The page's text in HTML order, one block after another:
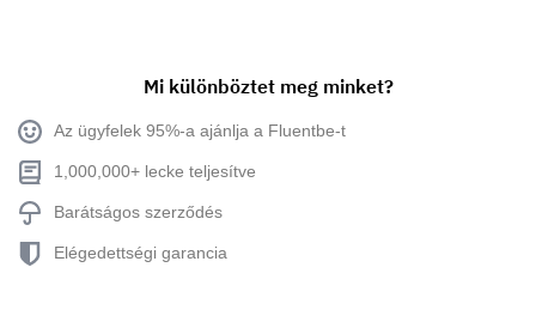
Mi különböztet meg minket?
Az ügyfelek 95%-a ajánlja a Fluentbe-t
1,000,000+ lecke teljesítve
Barátságos szerződés
Elégedettségi garancia